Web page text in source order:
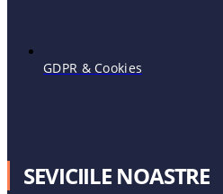
GDPR & Cookies
SEVICIILE NOASTRE